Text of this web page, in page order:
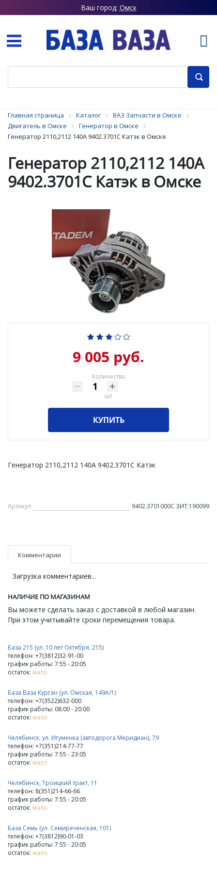
Ваш город: Омск
Главная страница Каталог
ВАЗ Запчасти в Омске
Двигатель в Омске
Генератор в Омске
Генератор 2110,2112 140А 9402.3701C Катэк в Омске
Генератор 2110,2112 140А
9402.3701C Катэк в Омске
9 005 руб.
Количество
шт
КУПИТЬ
Генератор 2110,2112 140А 9402.3701C Катэк
Артикул 9402.3701000C ЗИТ;190099
Комментарии
Загрузка комментариев...
НАЛИЧИЕ ПО МАГАЗИНАМ
Вы можете сделать заказ с доставкой в любой магазин.
При этом учитывайте сроки перемещения товара.
База 215 (ул. 10 лет Октября, 215)
телефон: +7(3812)32-91-00
график работы: 7:55 - 20:05
остаток: мало
База Ваза Курган (ул. Омская, 149А/1)
телефон: +7(3522)632-000
график работы: 08:00 - 20:00
остаток: мало
Челябинск, ул. Игуменка (автодорога Меридиан), 79
телефон: +7(351)214-77-77
график работы: 7:55 - 23:05
остаток: мало
Челябинск, Троицкий тракт, 11
телефон: 8(351)214-66-66
график работы: 7:55 - 20:05
остаток: мало
База Семь (ул. Семиреченская, 101)
телефон: +7(3812)90-01-03
график работы: 7:55 - 20:05
остаток: мало